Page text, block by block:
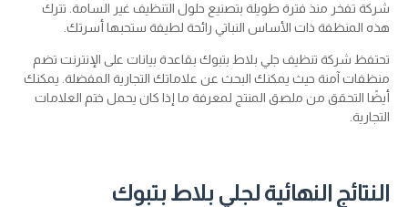
شركة تفخر منذ فترة طويلة بتصنيع حلول التنظيف غير السامة. تترك
هذه المنظفة ذات الأساس النباتي رائحة لطيفة ستحبها أسرتك.
تحتفظ شركة تنظيف جلي بلاط بتبوك بقاعدة بيانات على الإنترنت تضم
منظفات آمنة حيث يمكنك البحث عن علاماتك التجارية المفضلة. يمكنك
أيضًا التحقق من ملصق المنتج لمعرفة ما إذا كان يحمل ختم العلامات
التجارية.
النتائج النهائية لجلي بلاط بتبوك